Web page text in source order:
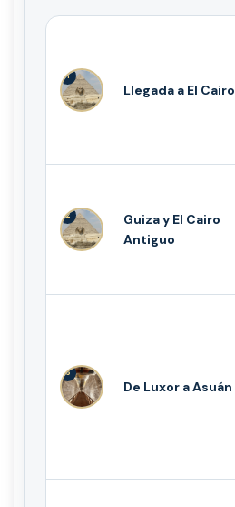
1
Llegada a El Cairo
2
Guiza y El Cairo
Antiguo
3
De Luxor a Asuán